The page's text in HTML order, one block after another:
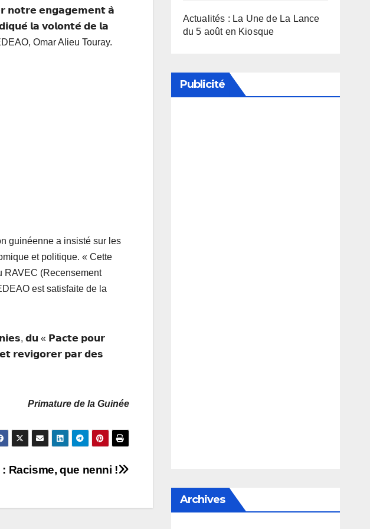
𝗻𝗼𝘁𝗿𝗲 𝗲𝗻𝗴𝗮𝗴𝗲𝗺𝗲𝗻𝘁 𝗮̀
𝗹𝗮 𝘃𝗼𝗹𝗼𝗻𝘁𝗲́ 𝗱𝗲 𝗹𝗮
Omar Alieu Touray.
guinéenne a insisté sur les
et politique. « Cette
RAVEC (Recensement
est satisfaite de la
𝗱𝘂 « 𝗣𝗮𝗰𝘁𝗲 𝗽𝗼𝘂𝗿
𝗿𝗲𝘃𝗶𝗴𝗼𝗿𝗲𝗿 𝗽𝗮𝗿 𝗱𝗲𝘀
Primature de la Guinée
Racisme, que nenni !
Actualités : La Une de La Lance
du 5 août en Kiosque
Publicité
Archives